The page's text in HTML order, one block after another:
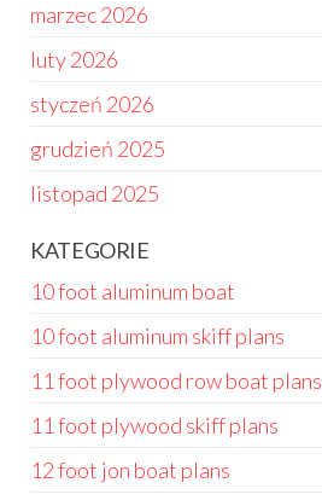
marzec 2026
luty 2026
styczeń 2026
grudzień 2025
listopad 2025
KATEGORIE
10 foot aluminum boat
10 foot aluminum skiff plans
11 foot plywood row boat plans
11 foot plywood skiff plans
12 foot jon boat plans